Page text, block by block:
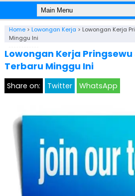
Home> Lowongan Kerja > Lowongan Kerja
Minggu Ini
Lowongan Kerja Pringsewu
Terbaru Minggu Ini
Share on: Twitter WhatsApp